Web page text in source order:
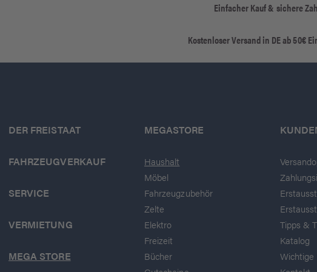
Einfacher Kauf & sichere
Kostenloser Versand in DE ab 50€
DER FREISTAAT
FAHRZEUGVERKAUF
SERVICE
VERMIETUNG
MEGA STORE
MEGASTORE
Haushalt
Möbel
Fahrzeugzubehör
Zelte
Elektro
Freizeit
Bücher
Tipps &
Katalog
Wichtige